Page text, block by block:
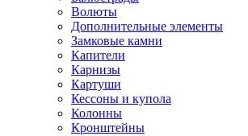
Волюты
Дополнительные элементы
Замковые камни
Капители
Карнизы
Картуши
Кессоны и купола
Колонны
Кронштейны